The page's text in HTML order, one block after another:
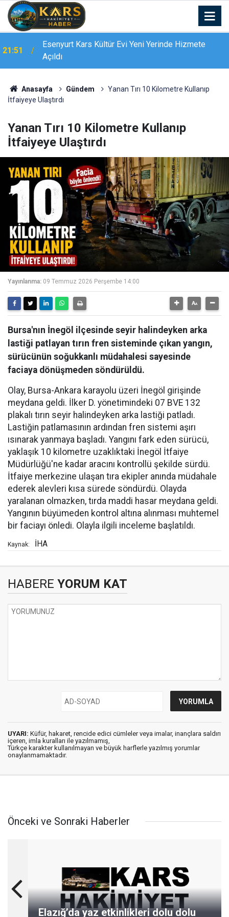
21:51
Esenyurt Kars Kültür Evi Yeni Yerinde Hizmete
Açıldı
Anasayfa Gündem
Yanan Tırı 10 Kilometre Kullanıp
İtfaiyeye Ulaştırdı
Yanan Tırı 10 Kilometre Kullanıp
İtfaiyeye Ulaştırdı
Yayınlanma: 09 Temmuz 2026 Perşembe 14:00
Bursa'nın İnegöl ilçesinde seyir halindeyken arka
lastiği patlayan tırın fren sisteminde çıkan yangın,
sürücünün soğukkanlı müdahalesi sayesinde
faciaya dönüşmeden söndürüldü.
Olay, Bursa-Ankara karayolu üzeri İnegöl girişinde
meydana geldi. İlker D. yönetimindeki 07 BVE 132
plakalı tırın seyir halindeyken arka lastiği patladı.
Lastiğin patlamasının ardından fren sistemi aşırı
ısınarak yanmaya başladı. Yangını fark eden sürücü,
yaklaşık 10 kilometre uzaklıktaki İnegöl İtfaiye
Müdürlüğü'ne kadar aracını kontrollü şekilde sürdü.
İtfaiye merkezine ulaşan tıra ekipler anında müdahale
ederek alevleri kısa sürede söndürdü. Olayda
yaralanan olmazken, tırda maddi hasar meydana geldi.
Yangının büyümeden kontrol altına alınması muhtemel
bir faciayı önledi. Olayla ilgili inceleme başlatıldı.
Kaynak: İHA
HABERE YORUM KAT
UYARI: Küfür, hakaret, rencide edici cümleler veya imalar, inançlara saldırı
içeren, imla kuralları ile yazılmamış,
Türkçe karakter kullanılmayan ve büyük harflerle yazılmış yorumlar
onaylanmamaktadır.
Önceki ve Sonraki Haberler
Elazığ’da yaz etkinlikleri dolu dolu